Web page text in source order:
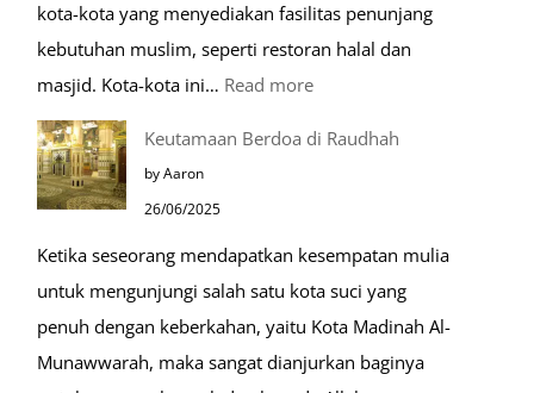
kota-kota yang menyediakan fasilitas penunjang
kebutuhan muslim, seperti restoran halal dan
masjid. Kota-kota ini… Read more:
di
Eropa
Keutamaan Berdoa di Raudhah
by Aaron
26/06/2025
Ketika seseorang mendapatkan kesempatan mulia
untuk mengunjungi salah satu kota suci yang
penuh dengan keberkahan, yaitu Kota Madinah Al-
Munawwarah, maka sangat dianjurkan baginya